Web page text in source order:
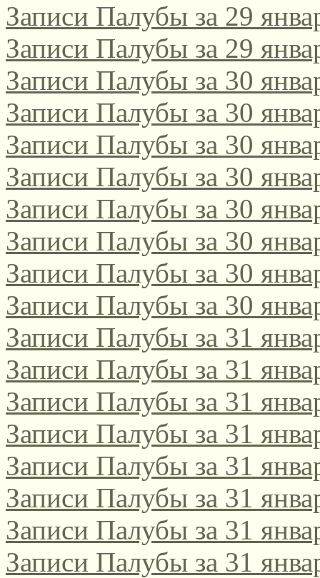
Записи Палубы за 29
Записи Палубы за 29
Записи Палубы за 30
Записи Палубы за 30
Записи Палубы за 30
Записи Палубы за 30
Записи Палубы за 30
Записи Палубы за 30
Записи Палубы за 30
Записи Палубы за 30
Записи Палубы за 31
Записи Палубы за 31
Записи Палубы за 31
Записи Палубы за 31
Записи Палубы за 31
Записи Палубы за 31
Записи Палубы за 31
Записи Палубы за 31